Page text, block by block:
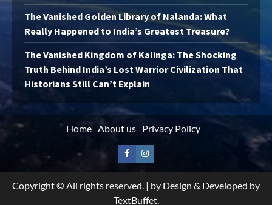
The Vanished Golden Library of Nalanda: What
Really Happened to India’s Greatest Treasure?
The Vanished Kingdom of Kalinga: The Shocking
Truth Behind India’s Lost Warrior Civilization That
Historians Still Can’t Explain
Home About us Privacy Policy
FacebookInstagram
Copyright © All rights reserved. | by Design & Developed by
TextBuffet.